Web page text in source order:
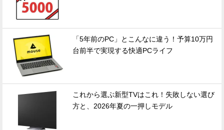
「5年前のPC」とこんなに違う！予算10万円
台前半で実現する快適PCライフ
これから選ぶ新型TVはこれ！失敗しない選び
方と、2026年夏の一押しモデル